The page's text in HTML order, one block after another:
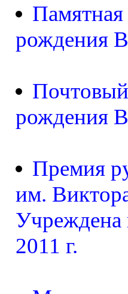
Памятная
рождения
Почтовый
рождения
Премия
им.
Учреждена
2011 г.